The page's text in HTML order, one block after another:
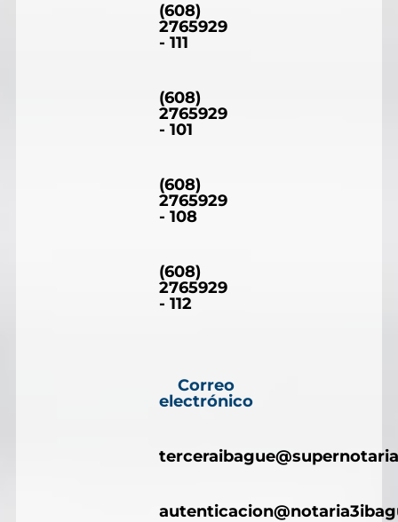
(608)
2765929
- 111
(608)
2765929
- 101
(608)
2765929
- 108
(608)
2765929
- 112
Correo
electrónico